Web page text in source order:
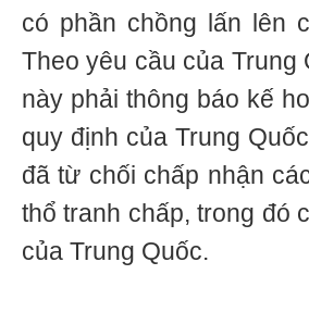
có phần chồng lấn lên
Theo yêu cầu của Trung
này phải thông báo kế
quy định của Trung
đã từ chối chấp nhận
thổ tranh chấp, trong đó
của Trung Quốc.